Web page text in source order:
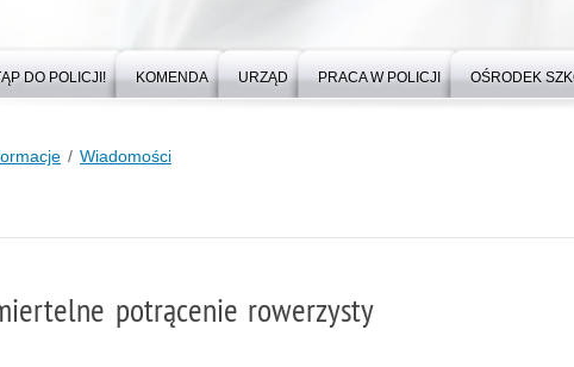
DO POLICJI! KOMENDA URZĄD PRACA W POLICJI OŚRODEK
Wiadomości
potrącenie rowerzysty